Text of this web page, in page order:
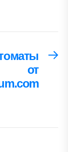
от